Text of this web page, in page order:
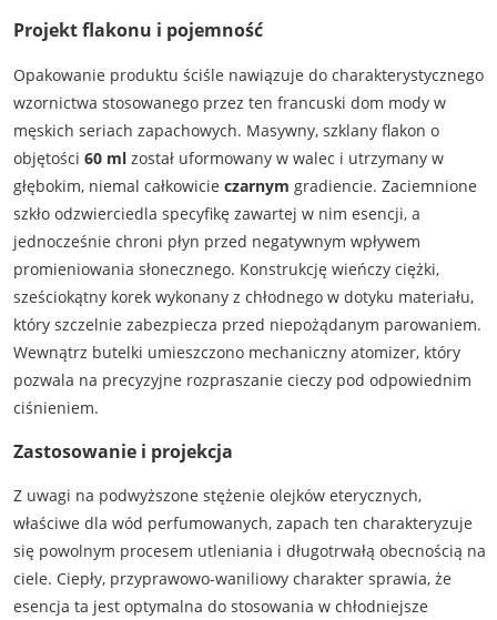
Projekt flakonu i pojemność
Opakowanie produktu ściśle nawiązuje do charakterystycznego
wzornictwa stosowanego przez ten francuski dom mody w
męskich seriach zapachowych. Masywny, szklany flakon o
objętości 60 mlzostał uformowany w walec i utrzymany w
głębokim, niemal całkowicie czarnym gradiencie. Zaciemnione
szkło odzwierciedla specyfikę zawartej w nim esencji, a
jednocześnie chroni płyn przed negatywnym wpływem
promieniowania słonecznego. Konstrukcję wieńczy ciężki,
sześciokątny korek wykonany z chłodnego w dotyku materiału,
który szczelnie zabezpiecza przed niepożądanym parowaniem.
Wewnątrz butelki umieszczono mechaniczny atomizer, który
pozwala na precyzyjne rozpraszanie cieczy pod odpowiednim
ciśnieniem.
Zastosowanie i projekcja
Z uwagi na podwyższone stężenie olejków eterycznych,
właściwe dla wód perfumowanych, zapach ten charakteryzuje
się powolnym procesem utleniania i długotrwałą obecnością na
ciele. Ciepły, przyprawowo-waniliowy charakter sprawia, że
esencja ta jest optymalna do stosowania w chłodniejsze